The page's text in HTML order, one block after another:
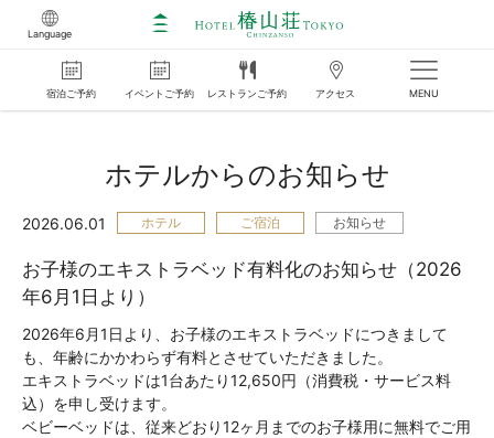
Language
宿泊ご予約 イベント ご予約 レストラン ご予約 アクセス MENU
ホテルからのお知らせ
2026.06.01 ホテル ご宿泊 お知らせ
お子様のエキストラベッド有料化のお知らせ（2026
年6月1日より）
2026年6月1日より、お子様のエキストラベッドにつきまして
も、年齢にかかわらず有料とさせていただきました。
エキストラベッドは1台あたり12,650円（消費税・サービス料
込）を申し受けます。
ベビーベッドは、従来どおり12ヶ月までのお子様用に無料でご用